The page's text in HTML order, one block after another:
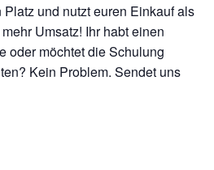
und nutzt euren Einkauf als
Umsatz! Ihr habt einen
oder möchtet die Schulung
Kein Problem. Sendet uns